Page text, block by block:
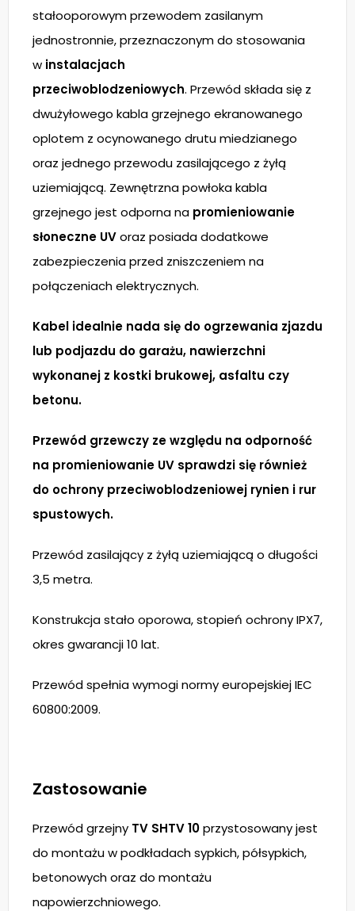
stałooporowym przewodem zasilanym
jednostronnie, przeznaczonym do stosowania
w instalacjach
przeciwoblodzeniowych. Przewód składa się z
dwużyłowego kabla grzejnego ekranowanego
oplotem z ocynowanego drutu miedzianego
oraz jednego przewodu zasilającego z żyłą
uziemiającą. Zewnętrzna powłoka kabla
grzejnego jest odporna na promieniowanie
słoneczne UVoraz posiada dodatkowe
zabezpieczenia przed zniszczeniem na
połączeniach elektrycznych.
Kabel idealnie nada się do ogrzewania zjazdu
lub podjazdu do garażu, nawierzchni
wykonanej z kostki brukowej, asfaltu czy
betonu.
Przewód grzewczy ze względu na odporność
na promieniowanie UV sprawdzi się również
do ochrony przeciwoblodzeniowej rynien i rur
spustowych.
Przewód zasilający z żyłą uziemiającą o długości
3,5 metra.
Konstrukcja stało oporowa, stopień ochrony IPX7,
okres gwarancji 10 lat.
Przewód spełnia wymogi normy europejskiej IEC
60800:2009.
Zastosowanie
Przewód grzejny TV SHTV 10przystosowany jest
do montażu w podkładach sypkich, półsypkich,
betonowych oraz do montażu
napowierzchniowego.